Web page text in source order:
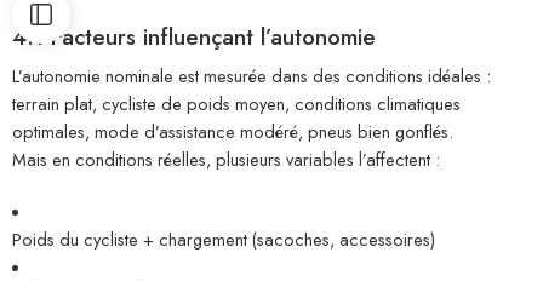
4.1 Facteurs influençant l’autonomie
L’autonomie nominale est mesurée dans des conditions idéales :
terrain plat, cycliste de poids moyen, conditions climatiques
optimales, mode d’assistance modéré, pneus bien gonflés.
Mais en conditions réelles, plusieurs variables l’affectent :
Poids du cycliste + chargement (sacoches, accessoires)